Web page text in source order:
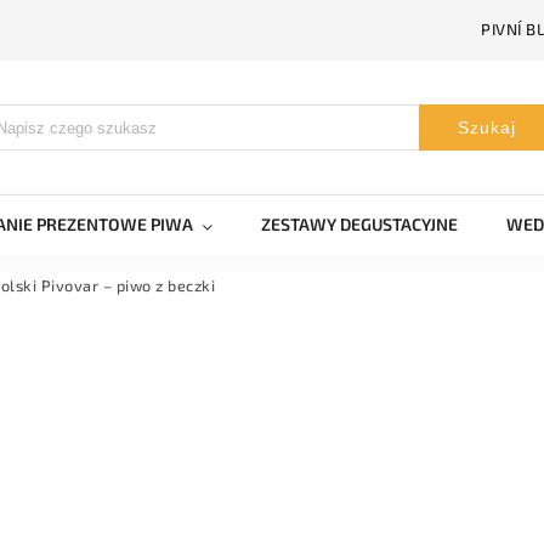
PIVNÍ
Szukaj
PREZENTOWE PIWA ZESTAWY DEGUSTACYJNE
Pivovar – piwo z beczki